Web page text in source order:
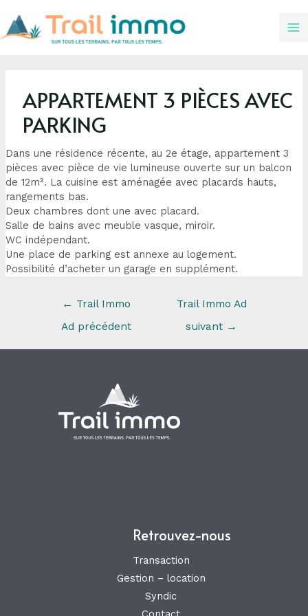
APPARTEMENT 3 PIÈCES AVEC
PARKING
Dans une résidence récente, au 2e étage, appartement 3
pièces avec pièce de vie lumineuse ouverte sur un balcon
de 12m². La cuisine est aménagée avec placards hauts,
rangements bas.
Deux chambres dont une avec placard.
Salle de bains avec meuble vasque, miroir.
WC indépendant.
Une place de parking est annexe au logement.
Possibilité d’acheter un garage en supplément.
← Trail Immo
Ad précédent
Trail Immo Ad
suivant →
Retrouvez-nous
Transaction
Gestion – location
Syndic